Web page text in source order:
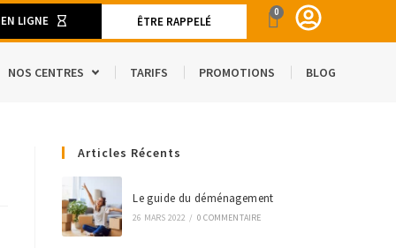
LIGNE ÊTRE RAPPELÉ
0
ET MATÉRIELS DE DÉMÉNAGEMENT
NOS CENTRES TARIFS PROMOTIONS BLOG
Articles Récents
Le guide du déménagement
26 MARS 2022 / 0 COMMENTAIRE